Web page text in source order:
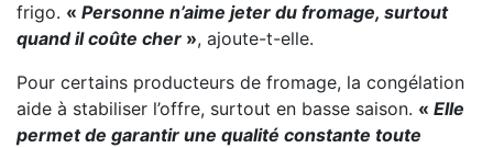
frigo. « Personne n’aime jeter du fromage, surtout
quand il coûte cher », ajoute-t-elle.
Pour certains producteurs de fromage, la congélation
aide à stabiliser l’offre, surtout en basse saison. « Elle
permet de garantir une qualité constante toute